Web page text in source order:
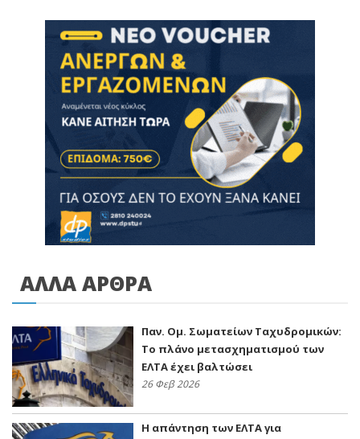
ΑΛΛΑ ΑΡΘΡΑ
Παν. Ομ. Σωματείων Ταχυδρομικών:
Το πλάνο μετασχηματισμού των
ΕΛΤΑ έχει βαλτώσει
26 Φεβ 2026
Η απάντηση των ΕΛΤΑ για